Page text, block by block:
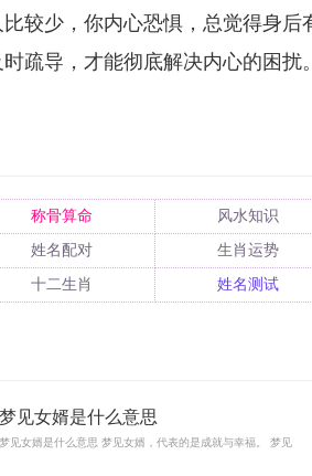
较少，你内心恐惧，总觉得身后
疏导，才能彻底解决内心的困扰
称骨算命 风水知识
姓名配对 生肖运势
十二生肖 姓名测试
梦见女婿是什么意思
梦见女婿是什么意思 梦见女婿，代表的是成就与幸福。 梦见